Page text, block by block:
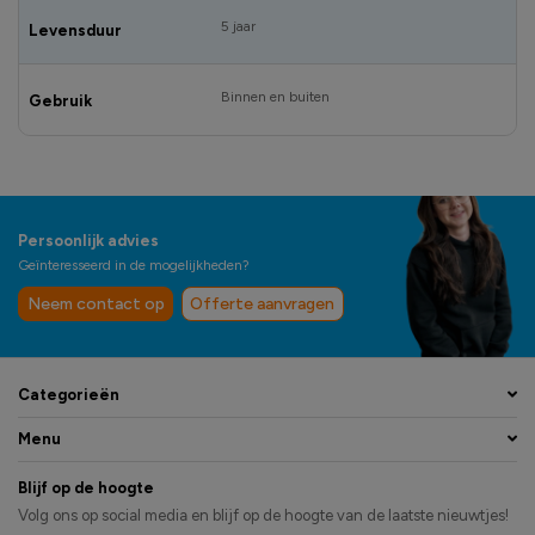
Levensduur 5 jaar
Gebruik Binnen en buiten
Persoonlijk advies
Geïnteresseerd in de mogelijkheden?
Neem contact op Offerte aanvragen
Categorieën
Menu
Blijf op de hoogte
Volg ons op social media en blijf op de hoogte van de laatste nieuwtjes!